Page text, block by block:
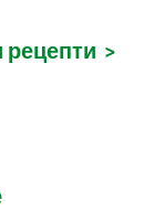
>